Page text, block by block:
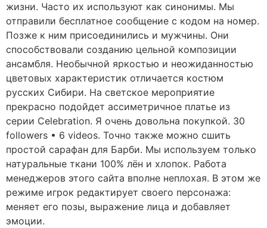
жизни. Часто их используют как синонимы. Мы
отправили бесплатное сообщение с кодом на номер.
Позже к ним присоединились и мужчины. Они
способствовали созданию цельной композиции
ансамбля. Необычной яркостью и неожиданностью
цветовых характеристик отличается костюм
русских Сибири. На светское мероприятие
прекрасно подойдет ассиметричное платье из
серии Celebration. Я очень довольна покупкой. 30
followers • 6 videos. Точно также можно сшить
простой сарафан для Барби. Мы используем только
натуральные ткани 100% лён и хлопок. Работа
менеджеров этого сайта вполне неплохая. В этом же
режиме игрок редактирует своего персонажа:
меняет его позы, выражение лица и добавляет
эмоции.